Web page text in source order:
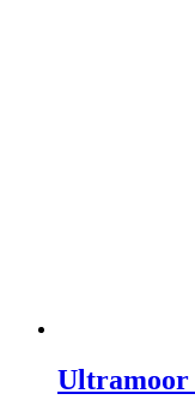
Ultramoor